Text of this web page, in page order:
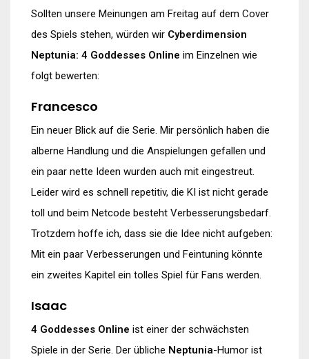
Sollten unsere Meinungen am Freitag auf dem Cover
des Spiels stehen, würden wir Cyberdimension
Neptunia: 4 Goddesses Online im Einzelnen wie
folgt bewerten:
Francesco
Ein neuer Blick auf die Serie. Mir persönlich haben die
alberne Handlung und die Anspielungen gefallen und
ein paar nette Ideen wurden auch mit eingestreut.
Leider wird es schnell repetitiv, die KI ist nicht gerade
toll und beim Netcode besteht Verbesserungsbedarf.
Trotzdem hoffe ich, dass sie die Idee nicht aufgeben:
Mit ein paar Verbesserungen und Feintuning könnte
ein zweites Kapitel ein tolles Spiel für Fans werden.
Isaac
4 Goddesses Online ist einer der schwächsten
Spiele in der Serie. Der übliche Neptunia-Humor ist